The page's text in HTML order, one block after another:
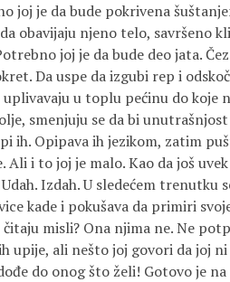
joj je da bude pokrivena
obavija­ju njeno telo, savršeno
joj je da bude deo jata.
Da uspe da izgubi rep i
u toplu pećinu do koje
smenjuju se da bi
ih. Opipava ih jezikom, zatim
i to joj je malo. Kao da još
Izdah. U sledećem trenutku
kade i pokušava da primiri
misli? Ona njima ne. Ne
upije, ali nešto joj govori da joj
do onog što želi! Gotovo je